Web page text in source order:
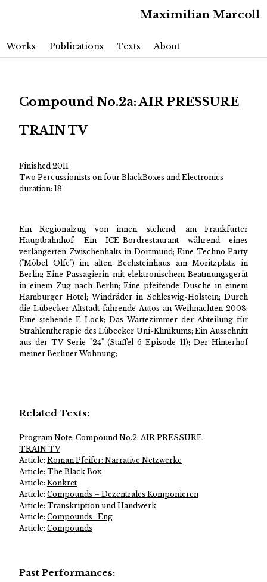
Main menu Skip to primary content
Skip to secondary content
Works Publications Texts About
Maximilian Marcoll
Compound No.2a: AIR PRESSURE
TRAIN TV
Finished 2011
Two Percussionists on four BlackBoxes and Electronics
duration: 18'
Ein Regionalzug von innen, stehend, am Frankfurter
Hauptbahnhof; Ein ICE-Bordrestaurant während eines
verlängerten Zwischenhalts in Dortmund; Eine Techno Party
("Möbel Olfe") im alten Bechsteinhaus am Moritzplatz in
Berlin; Eine Passagierin mit elektronischem Beatmungsgerät
in einem Zug nach Berlin; Eine pfeifende Dusche in einem
Hamburger Hotel; Windräder in Schleswig-Holstein; Durch
die Lübecker Altstadt fahrende Autos an Weihnachten 2008;
Eine stehende E-Lock; Das Wartezimmer der Abteilung für
Strahlentherapie des Lübecker Uni-Klinikums; Ein Ausschnitt
aus der TV-Serie "24" (Staffel 6 Episode 11); Der Hinterhof
meiner Berliner Wohnung;
Related Texts:
Program Note: Compound No.2: AIR PRESSURE
TRAIN TV
Article: Roman Pfeifer: Narrative Netzwerke
Article: The Black Box
Article: Konkret
Article: Compounds – Dezentrales Komponieren
Article: Transkription und Handwerk
Article: Compounds_Eng
Article: Compounds
Past Performances: